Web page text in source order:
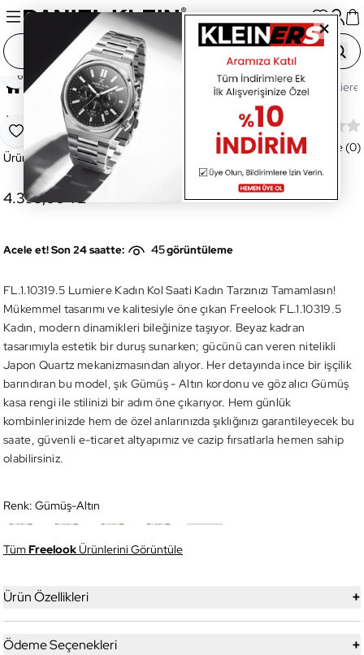
Ana Sayfa Saatler Kadın Saat FL.1.10319.5 Lumiere
Favoriye Ekle
Yeni
Paylaş
FL.1.10319.5 Lumiere Kadın Kol Saati
Ürün Kodu:FL.1.10319.5
Değerlendirme (0)
4.399,00 TL
Acele et! Son 24 saatte: 45görüntüleme
FL.1.10319.5 Lumiere Kadın Kol Saati Kadın Tarzınızı Tamamlasın!
Mükemmel tasarımı ve kalitesiyle öne çıkan Freelook FL.1.10319.5
Kadın, modern dinamikleri bileğinize taşıyor. Beyaz kadran
tasarımıyla estetik bir duruş sunarken; gücünü can veren nitelikli
Japon Quartz mekanizmasından alıyor. Her detayında ince bir işçilik
barındıran bu model, şık Gümüş - Altın kordonu ve göz alıcı Gümüş
kasa rengi ile stilinizi bir adım öne çıkarıyor. Hem günlük
kombinlerinizde hem de özel anlarınızda şıklığınızı garantileyecek bu
saate, güvenli e-ticaret altyapımız ve cazip fırsatlarla hemen sahip
olabilirsiniz.
Renk: Gümüş-Altın
TümFreelookÜrünlerini Görüntüle
Ürün Özellikleri +
Ödeme Seçenekleri +